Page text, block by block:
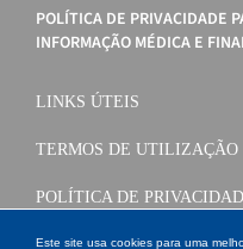
POLÍTICA DE PRIVACIDADE
INFORMAÇÃO MÉDICA E
LINKS ÚTEIS
TERMOS DE UTILIZAÇÃO
POLÍTICA DE
POLÍTICA DE COOKIES
Este site usa cookies para uma